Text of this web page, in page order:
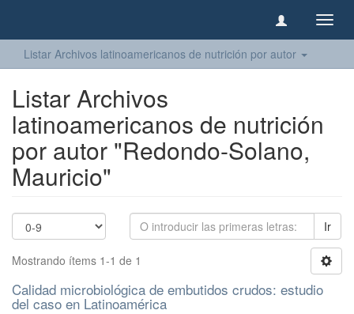
Listar Archivos latinoamericanos de nutrición por autor
Listar Archivos
latinoamericanos de nutrición
por autor "Redondo-Solano,
Mauricio"
Ir
Mostrando ítems 1-1 de 1
Calidad microbiológica de embutidos crudos: estudio
del caso en Latinoamérica